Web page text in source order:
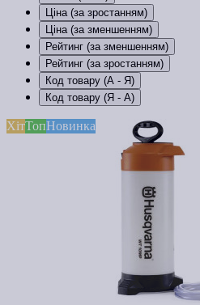
Ціна (за зростанням)
Ціна (за зменшенням)
Рейтинг (за зменшенням)
Рейтинг (за зростанням)
Код товару (А - Я)
Код товару (Я - А)
ХітТопНовинка